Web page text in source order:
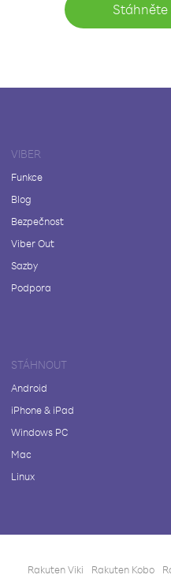
VIBER
Funkce
Blog
Bezpečnost
Viber Out
Sazby
Podpora
STÁHNOUT
Android
iPhone & iPad
Windows PC
Mac
Linux
Rakuten Viki Rakuten Kobo